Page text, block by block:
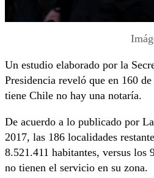
Un estudio elaborado por la
Presidencia reveló que en 160
tiene Chile no hay una notaría.
De acuerdo a lo publicado por
2017, las 186 localidades
8.521.411 habitantes, versus los
no tienen el servicio en su zona.